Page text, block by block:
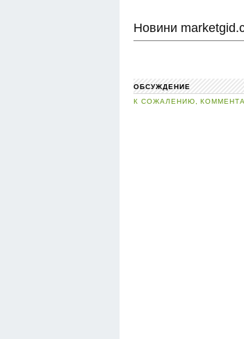
Новини
ОБСУЖДЕНИЕ
К СОЖАЛЕНИЮ,